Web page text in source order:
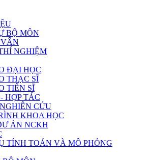
BỘ MÔN
NGHIỆM
ĐẠI HỌC
THẠC SĨ
TIẾN SĨ
HỢP TÁC
CỨU
KHOA HỌC
ÁN NCKH
TÍNH TOÁN VÀ MÔ PHỎNG